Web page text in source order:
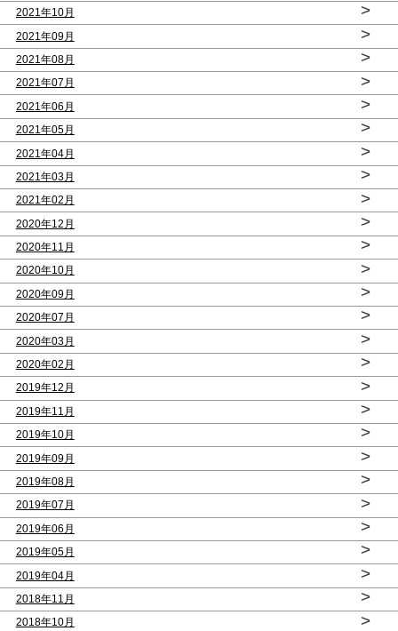
2021年10月 >
2021年09月 >
2021年08月 >
2021年07月 >
2021年06月 >
2021年05月 >
2021年04月 >
2021年03月 >
2021年02月 >
2020年12月 >
2020年11月 >
2020年10月 >
2020年09月 >
2020年07月 >
2020年03月 >
2020年02月 >
2019年12月 >
2019年11月 >
2019年10月 >
2019年09月 >
2019年08月 >
2019年07月 >
2019年06月 >
2019年05月 >
2019年04月 >
2018年11月 >
2018年10月 >